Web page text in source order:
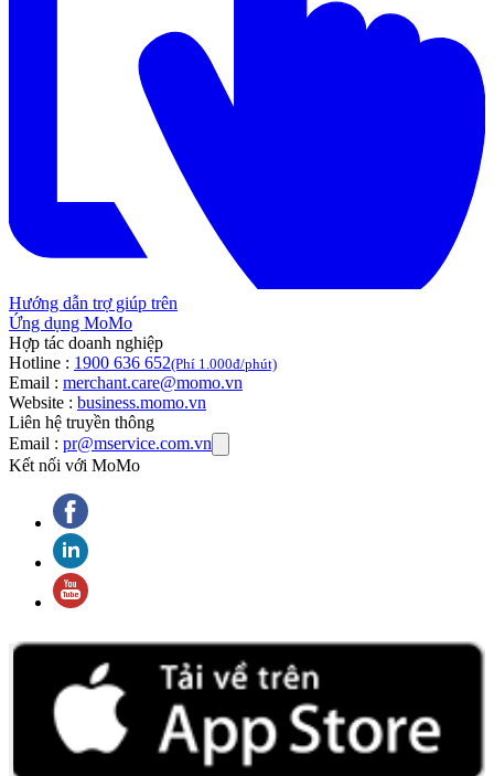
Hướng dẫn trợ giúp trên
Ứng dụng MoMo
Hợp tác doanh nghiệp
Hotline : 1900 636 652(Phí 1.000đ/phút)
Email : merchant.care@momo.vn
Website : business.momo.vn
Liên hệ truyền thông
Email : pr@mservice.com.vn
Kết nối với MoMo